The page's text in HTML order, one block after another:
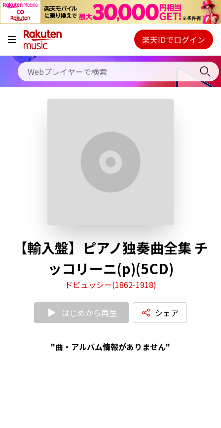
キャンペーン
料金プラン
使い方
Webプレイヤー
ご契約内容の確認・変更
楽天IDでログイン
【輸入盤】ピアノ独奏曲全集 チ
ッコリーニ(p)(5CD)
ドビュッシー(1862-1918)
はじめから再生 シェア
"曲・アルバム情報がありません"